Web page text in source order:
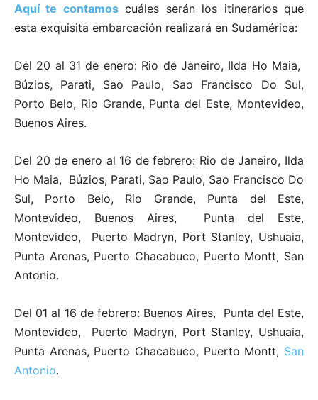
Aquí te contamoscuáles serán los itinerarios que
esta exquisita embarcación realizará en Sudamérica:
Del 20 al 31 de enero: Rio de Janeiro, Ilda Ho Maia,
Búzios, Parati, Sao Paulo, Sao Francisco Do Sul,
Porto Belo, Rio Grande, Punta del Este, Montevideo,
Buenos Aires.
Del 20 de enero al 16 de febrero: Rio de Janeiro, Ilda
Ho Maia, Búzios, Parati, Sao Paulo, Sao Francisco Do
Sul, Porto Belo, Rio Grande, Punta del Este,
Montevideo, Buenos Aires, Punta del Este,
Montevideo, Puerto Madryn, Port Stanley, Ushuaia,
Punta Arenas, Puerto Chacabuco, Puerto Montt, San
Antonio.
Del 01 al 16 de febrero: Buenos Aires, Punta del Este,
Montevideo, Puerto Madryn, Port Stanley, Ushuaia,
Punta Arenas, Puerto Chacabuco, Puerto Montt, San
Antonio.